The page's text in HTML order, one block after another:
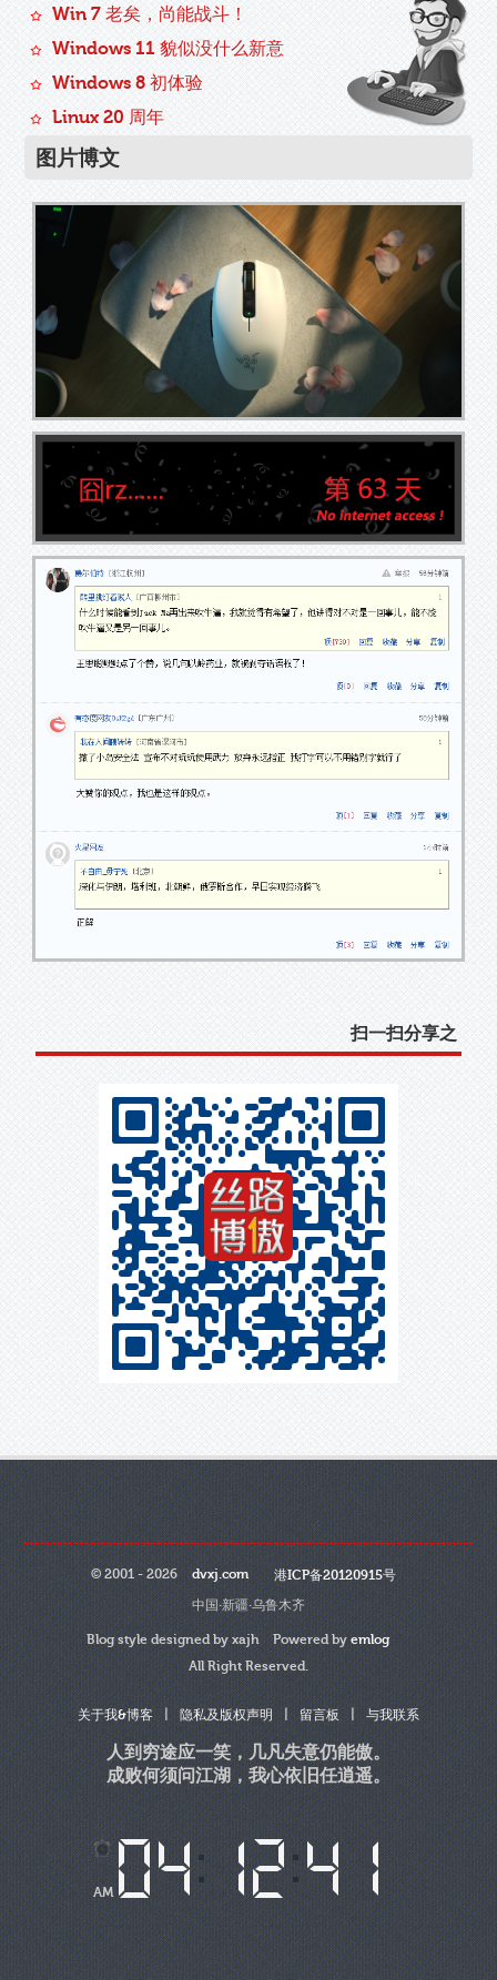
Win 7 老矣，尚能战斗！
Windows 11 貌似没什么新意
Windows 8 初体验
Linux 20 周年
图片博文
扫一扫分享之
© 2001 - 2026 dvxj.com
港ICP备20120915号
中国·新疆·乌鲁木齐
Blog style designed by xajh Powered by emlog
All Right Reserved.
关于我&博客 | 隐私及版权声明 | 留言板 | 与我联系
人到穷途应一笑，几凡失意仍能傲。
成败何须问江湖，我心依旧任逍遥。
AM